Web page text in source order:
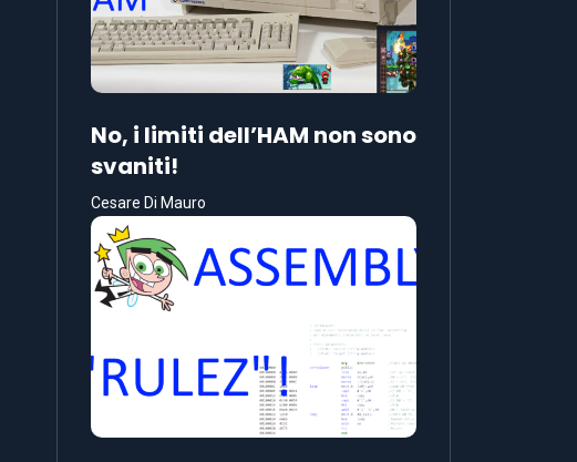
No, i limiti dell’HAM non sono
svaniti!
Cesare Di Mauro